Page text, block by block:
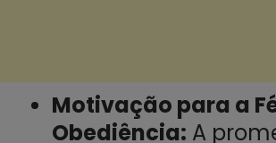
Motivação para a
Obediência: A